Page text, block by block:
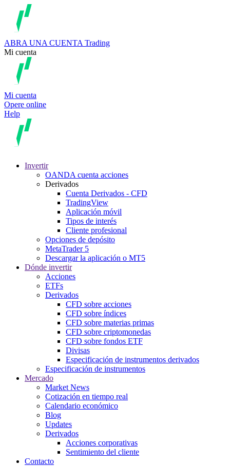
ABRA UNA CUENTA Trading
Mi cuenta
Mi cuenta
Opere online
Help
Invertir
OANDA cuenta acciones
Derivados
Cuenta Derivados - CFD
TradingView
Aplicación móvil
Tipos de interés
Cliente profesional
Opciones de depósito
MetaTrader 5
Descargar la aplicación o MT5
Dónde invertir
Acciones
ETFs
Derivados
CFD sobre acciones
CFD sobre índices
CFD sobre materias primas
CFD sobre criptomonedas
CFD sobre fondos ETF
Divisas
Especificación de instrumentos derivados
Especificación de instrumentos
Mercado
Market News
Cotización en tiempo real
Calendario económico
Blog
Updates
Derivados
Acciones corporativas
Sentimiento del cliente
Contacto